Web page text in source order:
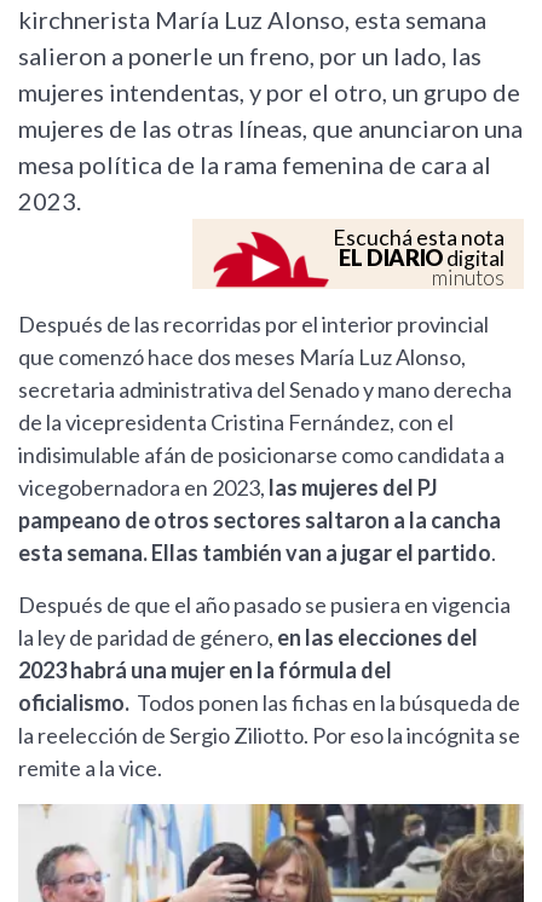
kirchnerista María Luz Alonso, esta semana
salieron a ponerle un freno, por un lado, las
mujeres intendentas, y por el otro, un grupo de
mujeres de las otras líneas, que anunciaron una
mesa política de la rama femenina de cara al
2023.
Escuchá esta nota
EL DIARIOdigital
minutos
Después de las recorridas por el interior provincial
que comenzó hace dos meses María Luz Alonso,
secretaria administrativa del Senado y mano derecha
de la vicepresidenta Cristina Fernández, con el
indisimulable afán de posicionarse como candidata a
vicegobernadora en 2023, las mujeres del PJ
pampeano de otros sectores saltaron a la cancha
esta semana. Ellas también van a jugar el partido.
Después de que el año pasado se pusiera en vigencia
la ley de paridad de género, en las elecciones del
2023 habrá una mujer en la fórmula del
oficialismo. Todos ponen las fichas en la búsqueda de
la reelección de Sergio Ziliotto. Por eso la incógnita se
remite a la vice.